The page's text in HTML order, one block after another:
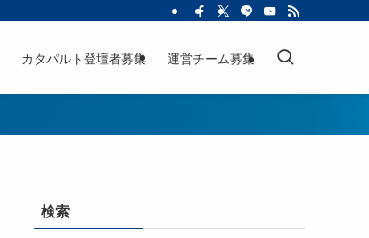
カタパルト登壇者募集 運営チーム募集
検索